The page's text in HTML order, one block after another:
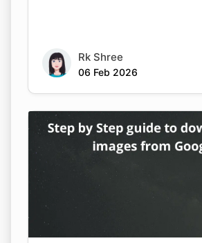
Rk Shree
06 Feb 2026